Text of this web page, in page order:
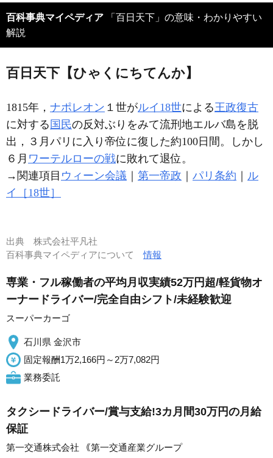
百科事典マイペディア 「百日天下」の意味・わかりやすい
解説
百日天下【ひゃくにちてんか】
1815年， ナポレオン １世がルイ18世による王政復古
に対する 国民の反対ぶりをみて流刑地エルバ島を脱
出，３月パリに入り帝位に復した約100日間。しかし
６月 ワーテルローの戦に敗れて退位。
→関連項目 ウィーン会議 第一帝政 パリ条約
ル
イ［18世］
出典 株式会社平凡社
百科事典マイペディアについて情報
専業・フル稼働者の平均月収実績52万円超/軽貨物オ
ーナードライバー/完全自由シフト/未経験歓迎
スーパーカーゴ
石川県 金沢市
固定報酬1万2,166円～2万7,082円
業務委託
タクシードライバー/賞与支給!3カ月間30万円の月給
保証
第一交通株式会社 ｟第一交通産業グループ